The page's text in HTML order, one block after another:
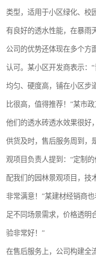
类型，适用于小区绿化、校
有良好的透水性能，在暴雨
公司的优势还体现在多个方
认可。某小区开发商表示：
均匀、硬度高，铺在小区步
比很高，值得推荐！”某市
他们的透水砖透水效果很好
供货及时，售后服务周到，
观项目负责人提到：“定制
配我们的园林景观项目，技
非常满意！”某建材经销商
足不同场景需求，价格透明
验非常好！”
在售后服务上，公司构建全